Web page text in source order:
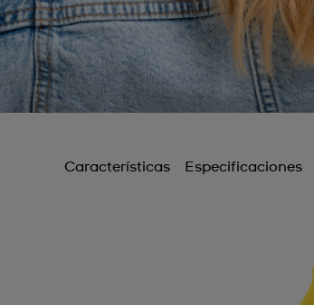
Características Especificaciones